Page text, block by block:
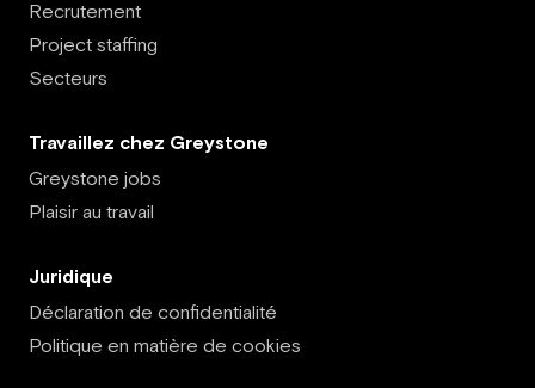
Recrutement
Project staffing
Secteurs
Travaillez chez Greystone
Greystone jobs
Plaisir au travail
Juridique
Déclaration de confidentialité
Politique en matière de cookies